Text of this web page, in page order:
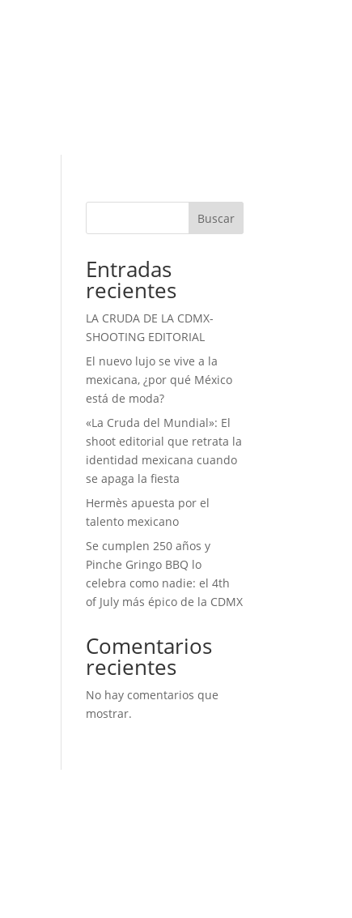
Buscar
Entradas
recientes
LA CRUDA DE LA CDMX-
SHOOTING EDITORIAL
El nuevo lujo se vive a la
mexicana, ¿por qué México
está de moda?
«La Cruda del Mundial»: El
shoot editorial que retrata la
identidad mexicana cuando
se apaga la fiesta
Hermès apuesta por el
talento mexicano
Se cumplen 250 años y
Pinche Gringo BBQ lo
celebra como nadie: el 4th
of July más épico de la CDMX
Comentarios
recientes
No hay comentarios que
mostrar.